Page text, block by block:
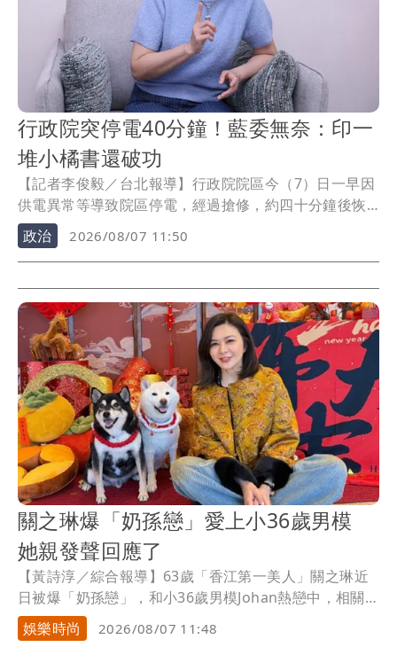
行政院突停電40分鐘！藍委無奈：印一
堆小橘書還破功
【記者李俊毅／台北報導】行政院院區今（7）日一早因
供電異常等導致院區停電，經過搶修，約四十分鐘後恢
復供電。對此，國民黨立委王鴻薇表示，若行政院自己
停電，備用電源沒有辦法及時供應，這顯示所謂「城鎮
韌性」已經有很大的漏洞；國民黨立委葉元之則稱，政
府印一堆小橘書，結果自己也破功。
政治 2026/08/07 11:50
關之琳爆「奶孫戀」愛上小36歲男模
她親發聲回應了
【黃詩淳／綜合報導】63歲「香江第一美人」關之琳近
日被爆「奶孫戀」，和小36歲男模Johan熱戀中，相關
話題還登上微博熱搜，對此，她也親上火線回應了。
娛樂時尚 2026/08/07 11:48